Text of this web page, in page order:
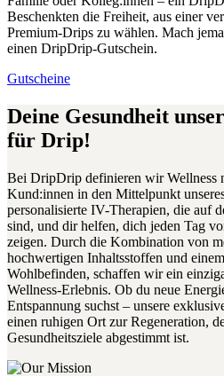
Beschenkten die Freiheit, aus einer
Premium-Drips zu wählen. Mach
einen DripDrip-Gutschein.
Gutscheine
Deine Gesundheit
für Drip!
Bei DripDrip definieren wir Wellness
Kund:innen in den Mittelpunkt
personalisierte IV-Therapien, die auf
sind, und dir helfen, dich jeden Tag
zeigen. Durch die Kombination von
hochwertigen Inhaltsstoffen und
Wohlbefinden, schaffen wir ein
Wellness-Erlebnis. Ob du neue
Entspannung suchst – unsere
einen ruhigen Ort zur Regeneration,
Gesundheitsziele abgestimmt ist.